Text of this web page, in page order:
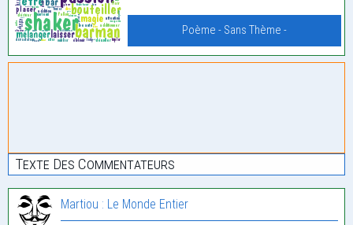
Poème - Sans Thème -
Texte Des Commentateurs
Martiou : Le Monde Entier